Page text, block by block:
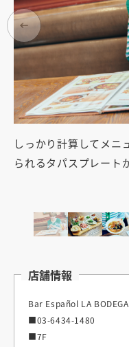
しっかり計算してメニ
られるタパスプレート
店舗情報
Bar Español LA
■03-6434-1480
■7F